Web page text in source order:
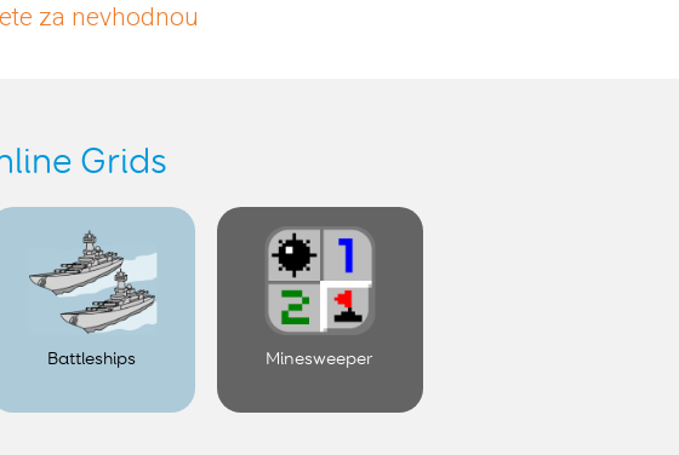
za nevhodnou
Grids
Battleships Minesweeper